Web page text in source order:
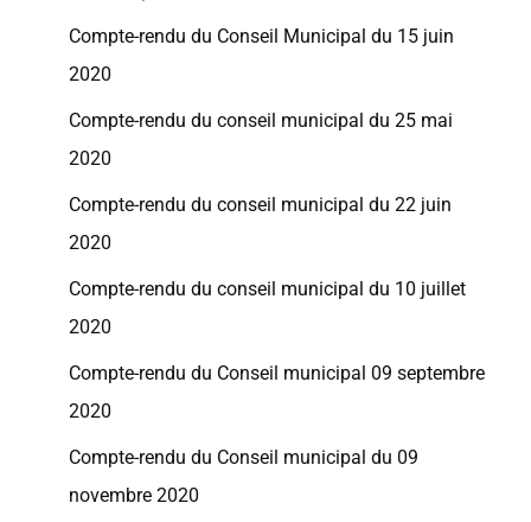
Compte-rendu du Conseil Municipal du 15 juin
2020
Compte-rendu du conseil municipal du 25 mai
2020
Compte-rendu du conseil municipal du 22 juin
2020
Compte-rendu du conseil municipal du 10 juillet
2020
Compte-rendu du Conseil municipal 09 septembre
2020
Compte-rendu du Conseil municipal du 09
novembre 2020